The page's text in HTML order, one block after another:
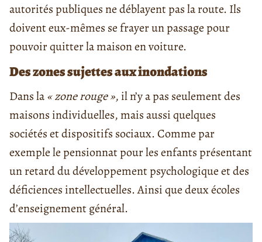
autorités publiques ne déblayent pas la route. Ils
doivent eux-mêmes se frayer un passage pour
pouvoir quitter la maison en voiture.
Des zones sujettes aux inondations
Dans la« zone rouge », il n’y a pas seulement des
maisons individuelles, mais aussi quelques
sociétés et dispositifs sociaux. Comme par
exemple le pensionnat pour les enfants présentant
un retard du développement psychologique et des
déficiences intellectuelles. Ainsi que deux écoles
d’enseignement général.